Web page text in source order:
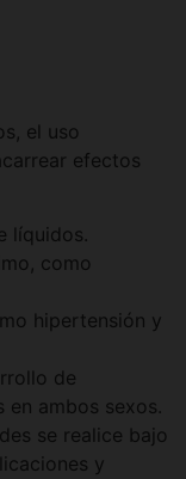
el uso
efectos
líquidos.
como
hipertensión y
de
en ambos sexos.
se realice bajo
y